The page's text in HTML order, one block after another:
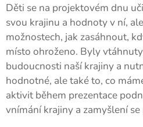
Děti se na projektovém dnu
svou krajinu a hodnoty v ní,
možnostech, jak zasáhnout,
místo ohroženo. Byly
budoucnosti naší krajiny a
hodnotné, ale také to, co
aktivit během prezentace
vnímání krajiny a zamyšlení se